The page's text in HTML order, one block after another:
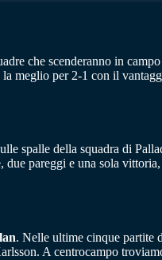
che scenderanno in
meglio per 2-1 con il
spalle della squadra di
pareggi e una sola
. Nelle ultime cinque partite
A centrocampo